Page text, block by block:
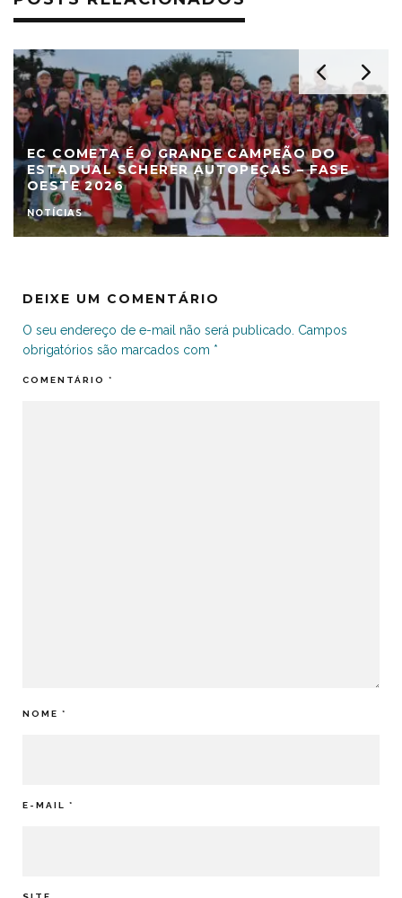
EC COMETA É O GRANDE CAMPEÃO DO
ESTADUAL SCHERER AUTOPEÇAS – FASE
OESTE 2026
NOTÍCIAS
DEIXE UM COMENTÁRIO
O seu endereço de e-mail não será publicado. Campos
obrigatórios são marcados com *
COMENTÁRIO *
NOME *
E-MAIL *